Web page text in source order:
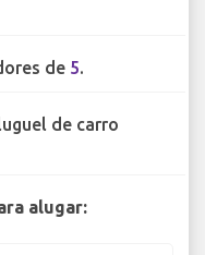
de 5.
de carro
alugar: